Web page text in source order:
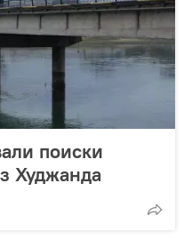
поиски
Худжанда